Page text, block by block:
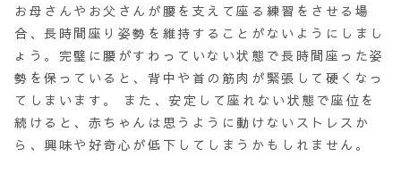
お母さんやお父さんが腰を支えて座る練習をさせる場
合、長時間座り姿勢を維持することがないようにしまし
ょう。完璧に腰がすわっていない状態で長時間座った姿
勢を保っていると、背中や首の筋肉が緊張して硬くなっ
てしまいます。 また、安定して座れない状態で座位を
続けると、赤ちゃんは思うように動けない ストレス か
ら、興味や好奇心が低下してしまうかもしれません。